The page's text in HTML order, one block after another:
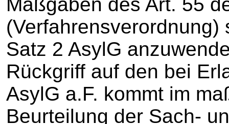
Satz 2 AsylG
Rückgriff auf den bei
AsylG a.F. kommt im
Beurteilung der Sach-